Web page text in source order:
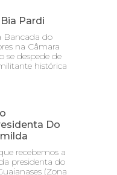
Pardi
Bancada do
na Câmara
se despede de
histórica
Do
recebemos a
presidenta do
(Zona